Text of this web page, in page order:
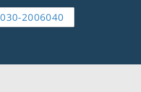
030-2006040